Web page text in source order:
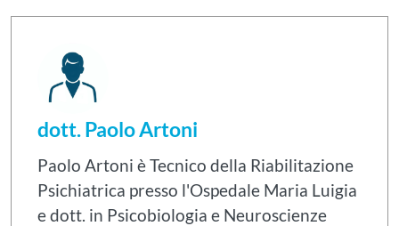
dott. Paolo Artoni
Paolo Artoni è Tecnico della Riabilitazione
Psichiatrica presso l'Ospedale Maria Luigia
e dott. in Psicobiologia e Neuroscienze